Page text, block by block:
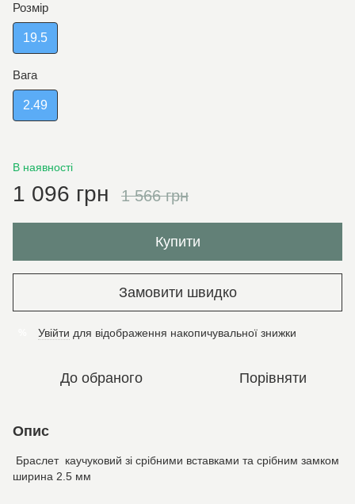
Розмір
19.5
Вага
2.49
В наявності
1 096 грн 1 566 грн
Купити
Замовити швидко
Увійти для відображення накопичувальної знижки
До обраного Порівняти
Опис
Браслет каучуковий зі срібними вставками та срібним замком
ширина 2.5 мм